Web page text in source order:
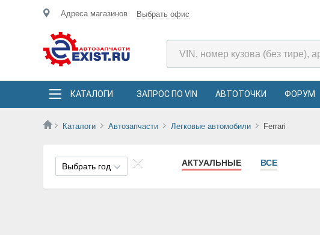
Адреса магазинов Выбрать офис
КАТАЛОГИ ЗАПРОС ПО VIN АВТОТОЧКИ ФОРУМ
Каталоги Автозапчасти Легковые автомобили Ferrari
Выбрать год АКТУАЛЬНЫЕ ВСЕ